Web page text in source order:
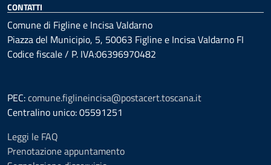
CONTATTI
Comune di Figline e Incisa Valdarno
Piazza del Municipio, 5, 50063 Figline e Incisa Valdarno FI
Codice fiscale / P. IVA:06396970482
PEC:comune.figlineincisa@postacert.toscana.it
Centralino unico: 05591251
Leggi le FAQ
Prenotazione appuntamento